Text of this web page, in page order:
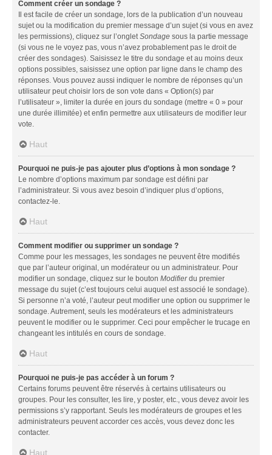
Comment créer un sondage ?
Il est facile de créer un sondage, lors de la publication d’un nouveau
sujet ou la modification du premier message d’un sujet (si vous en avez
les permissions), cliquez sur l’ongletSondage sous la partie message
(si vous ne le voyez pas, vous n’avez probablement pas le droit de
créer des sondages). Saisissez le titre du sondage et au moins deux
options possibles, saisissez une option par ligne dans le champ des
réponses. Vous pouvez aussi indiquer le nombre de réponses qu’un
utilisateur peut choisir lors de son vote dans « Option(s) par
l’utilisateur », limiter la durée en jours du sondage (mettre « 0 » pour
une durée illimitée) et enfin permettre aux utilisateurs de modifier leur
vote.
Haut
Pourquoi ne puis-je pas ajouter plus d’options à mon sondage ?
Le nombre d’options maximum par sondage est défini par
l’administrateur. Si vous avez besoin d’indiquer plus d’options,
contactez-le.
Haut
Comment modifier ou supprimer un sondage ?
Comme pour les messages, les sondages ne peuvent être modifiés
que par l’auteur original, un modérateur ou un administrateur. Pour
modifier un sondage, cliquez sur le bouton Modifierdu premier
message du sujet (c’est toujours celui auquel est associé le sondage).
Si personne n’a voté, l’auteur peut modifier une option ou supprimer le
sondage. Autrement, seuls les modérateurs et les administrateurs
peuvent le modifier ou le supprimer. Ceci pour empêcher le trucage en
changeant les intitulés en cours de sondage.
Haut
Pourquoi ne puis-je pas accéder à un forum ?
Certains forums peuvent être réservés à certains utilisateurs ou
groupes. Pour les consulter, les lire, y poster, etc., vous devez avoir les
permissions s’y rapportant. Seuls les modérateurs de groupes et les
administrateurs peuvent accorder ces accès, vous devez donc les
contacter.
Haut